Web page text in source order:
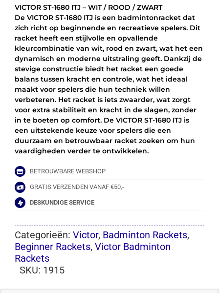
ITJ
-
WIT
ROOD
VICTOR ST-1680 ITJ – WIT / ROOD / ZWART
De VICTOR ST-1680 ITJ is een badmintonracket dat
zich richt op beginnende en recreatieve spelers. Dit
racket heeft een stijlvolle en opvallende
kleurcombinatie van wit, rood en zwart, wat het een
dynamisch en moderne uitstraling geeft. Dankzij de
stevige constructie biedt het racket een goede
balans tussen kracht en controle, wat het ideaal
maakt voor spelers die hun techniek willen
verbeteren. Het racket is iets zwaarder, wat zorgt
voor extra stabiliteit en kracht in de slagen, zonder
in te boeten op comfort. De VICTOR ST-1680 ITJ is
een uitstekende keuze voor spelers die een
duurzaam en betrouwbaar racket zoeken om hun
vaardigheden verder te ontwikkelen.
BETROUWBARE WEBSHOP
GRATIS VERZENDEN VANAF €50,-
DESKUNDIGE SERVICE
Categorieën: Victor, Badminton Rackets,
Beginner Rackets, Victor Badminton
Rackets
SKU: 1915